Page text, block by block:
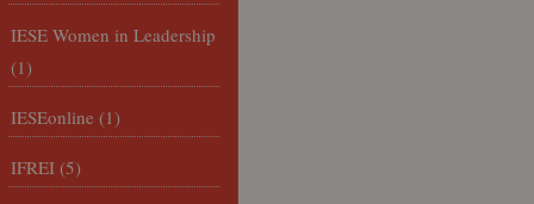
IESE Women in Leadership
(1)
IESEonline (1)
IFREI (5)